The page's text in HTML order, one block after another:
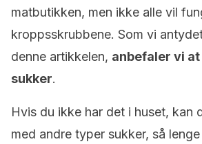
matbutikken, men ikke alle vil
kroppsskrubbene. Som vi
denne artikkelen, anbefaler vi
sukker.
Hvis du ikke har det i huset, kan
med andre typer sukker, så